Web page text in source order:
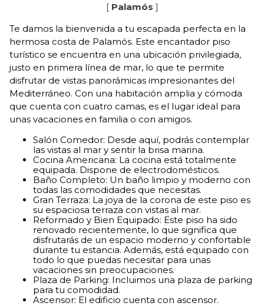
[ Palamós ]
Te damos la bienvenida a tu escapada perfecta en la
hermosa costa de Palamós. Este encantador piso
turístico se encuentra en una ubicación privilegiada,
justo en primera línea de mar, lo que te permite
disfrutar de vistas panorámicas impresionantes del
Mediterráneo. Con una habitación amplia y cómoda
que cuenta con cuatro camas, es el lugar ideal para
unas vacaciones en familia o con amigos.
Salón Comedor: Desde aquí, podrás contemplar
las vistas al mar y sentir la brisa marina.
Cocina Americana: La cocina está totalmente
equipada. Dispone de electrodomésticos.
Baño Completo: Un baño limpio y moderno con
todas las comodidades que necesitas.
Gran Terraza: La joya de la corona de este piso es
su espaciosa terraza con vistas al mar.
Reformado y Bien Equipado: Este piso ha sido
renovado recientemente, lo que significa que
disfrutarás de un espacio moderno y confortable
durante tu estancia. Además, está equipado con
todo lo que puedas necesitar para unas
vacaciones sin preocupaciones.
Plaza de Parking: Incluimos una plaza de parking
para tu comodidad.
Ascensor: El edificio cuenta con ascensor.